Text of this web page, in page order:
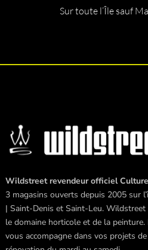
Sur toute l’Île sauf
Wildstreet revendeur officiel
3 magasins ouverts depuis 2005 sur
| Saint-Denis et Saint-Leu. Wildstreet
le domaine horticole et de la
vous accompagne dans vos projets